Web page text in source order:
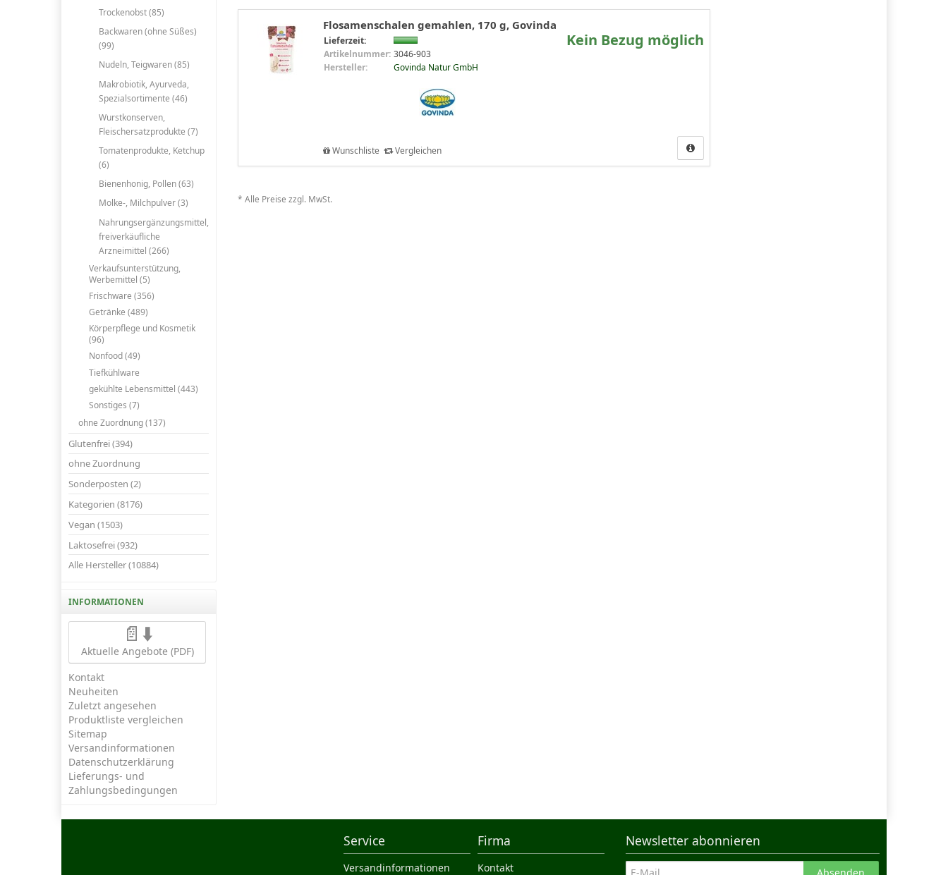
Trockenobst (85)
Backwaren (ohne Süßes)
(99)
Nudeln, Teigwaren (85)
Makrobiotik, Ayurveda,
Spezialsortimente (46)
Wurstkonserven,
Fleischersatzprodukte (7)
Tomatenprodukte, Ketchup
(6)
Bienenhonig, Pollen (63)
Molke-, Milchpulver (3)
Nahrungsergänzungsmittel,
freiverkäufliche
Arzneimittel (266)
Verkaufsunterstützung,
Werbemittel (5)
Frischware (356)
Getränke (489)
Körperpflege und Kosmetik
(96)
Nonfood (49)
Tiefkühlware
gekühlte Lebensmittel (443)
Sonstiges (7)
ohne Zuordnung (137)
Glutenfrei (394)
ohne Zuordnung
Sonderposten (2)
Kategorien (8176)
Vegan (1503)
Laktosefrei (932)
Alle Hersteller (10884)
INFORMATIONEN
📄⬇️
Aktuelle Angebote (PDF)
Kontakt
Neuheiten
Zuletzt angesehen
Produktliste vergleichen
Sitemap
Versandinformationen
Datenschutzerklärung
Lieferungs- und
Zahlungsbedingungen
Flosamenschalen gemahlen, 170 g, Govinda
Lieferzeit:
Artikelnummer: 3046-903
Hersteller:
Govinda Natur GmbH
Kein Bezug möglich
Wunschliste Vergleichen
* Alle Preise zzgl. MwSt.
Service
Versandinformationen
Firma
Kontakt
Newsletter abonnieren